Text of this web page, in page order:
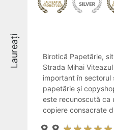
Laureați
Birotică Papetărie,
Strada Mihai
important în sectorul
papetărie și
este recunoscută ca
copiere consacrate